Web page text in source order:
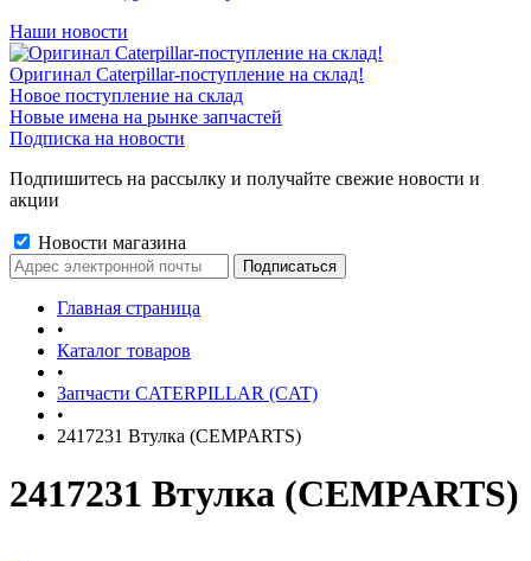
Наши новости
Оригинал Caterpillar-поступление на склад!
Новое поступление на склад
Новые имена на рынке запчастей
Подписка на новости
Подпишитесь на рассылку и получайте свежие новости и
акции
Новости магазина
Главная страница
•
Каталог товаров
•
Запчасти CATERPILLAR (CAT)
•
2417231 Втулка (CEMPARTS)
2417231 Втулка (CEMPARTS)